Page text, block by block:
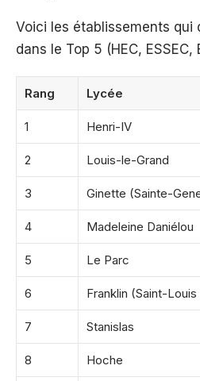
Voici les établissements qui
dans le Top 5 (HEC, ESSEC,
Rang Lycée
1 Henri-IV
2 Louis-le-Grand
3 Ginette (Sainte-
4 Madeleine Daniélou
5 Le Parc
6 Franklin (Saint-
7 Stanislas
8 Hoche